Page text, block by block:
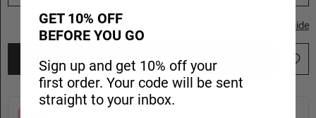
Size Guide
ΠΡΟΣΘΗΚΗ ΣΤΟ ΚΑΛΑΘΙ
3 δόσεις των 4,15 € με 0% επιτόκιο με την
GET 10% OFF
BEFORE YOU GO
Sign up and get 10% off your
first order. Your code will be sent
straight to your inbox.